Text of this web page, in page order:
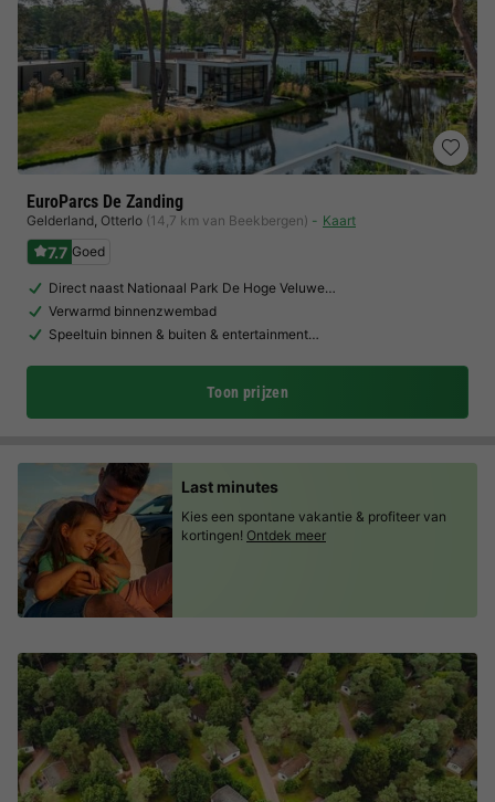
EuroParcs De Zanding
Gelderland, Otterlo (14,7 km van Beekbergen) Kaart
7.7 Goed
Direct naast Nationaal Park De Hoge Veluwe…
Verwarmd binnenzwembad
Speeltuin binnen & buiten & entertainment…
Toon prijzen
Last minutes
Kies een spontane vakantie & profiteer van
kortingen! Ontdek meer